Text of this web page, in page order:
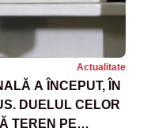
Actualitate
A ÎNCEPUT, ÎN
DUELUL CELOR
TEREN PE